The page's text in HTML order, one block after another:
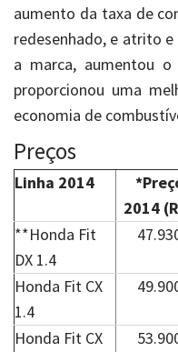
aumento da taxa de
redesenhado, e atrito
a marca, aumentou
proporcionou uma
economia de
Preços
Linha 2014
2014
**Honda Fit
DX 1.4
Honda Fit CX
1.4
Honda Fit CX